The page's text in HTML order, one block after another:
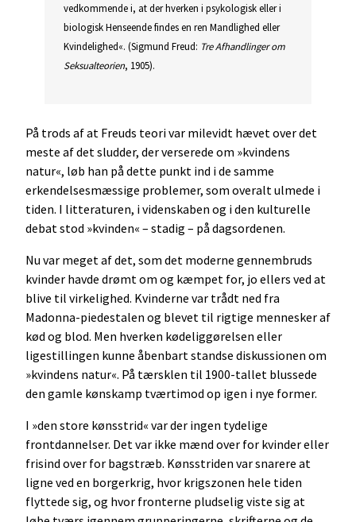
vedkommende i, at der hverken i psykologisk eller i
biologisk Henseende findes en ren Mandlighed eller
Kvindelighed«. (Sigmund Freud: Tre Afhandlinger om
Seksualteorien, 1905).
På trods af at Freuds teori var milevidt hævet over det
meste af det sludder, der verserede om »kvindens
natur«, løb han på dette punkt ind i de samme
erkendelsesmæssige problemer, som overalt ulmede i
tiden. I litteraturen, i videnskaben og i den kulturelle
debat stod »kvinden« – stadig – på dagsordenen.
Nu var meget af det, som det moderne gennembruds
kvinder havde drømt om og kæmpet for, jo ellers ved at
blive til virkelighed. Kvinderne var trådt ned fra
Madonna-piedestalen og blevet til rigtige mennesker af
kød og blod. Men hverken kødeliggørelsen eller
ligestillingen kunne åbenbart standse diskussionen om
»kvindens natur«. På tærsklen til 1900-tallet blussede
den gamle kønskamp tværtimod op igen i nye former.
I »den store kønsstrid« var der ingen tydelige
frontdannelser. Det var ikke mænd over for kvinder eller
frisind over for bagstræb. Kønsstriden var snarere at
ligne ved en borgerkrig, hvor krigszonen hele tiden
flyttede sig, og hvor fronterne pludselig viste sig at